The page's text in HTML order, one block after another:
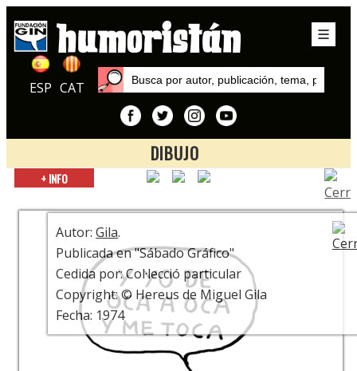
ESP CAT
DIBUJO
Inicio
¿Está la Risa? ¡Que se ponga! Centenario Miguel Gila
+ INFO
Autor:Gila.
Publicada en "Sábado Gráfico"
Cedida por: Col·lecció particular
Copyright: © Hereus de Miguel Gila
Fecha: 1974